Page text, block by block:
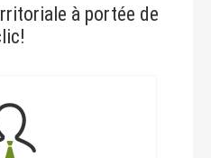
à portée de